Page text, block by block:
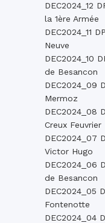
DEC2024_12
la 1ère Armée
DEC2024_11
Neuve
DEC2024_10
de Besancon
DEC2024_09
Mermoz
DEC2024_08
Creux Feuvrier
DEC2024_07
Victor Hugo
DEC2024_06
de Besancon
DEC2024_05
Fontenotte
DEC2024_04